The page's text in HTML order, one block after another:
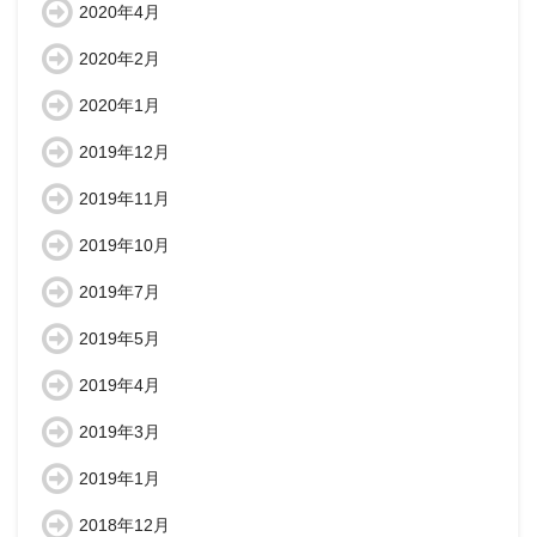
2020年4月
2020年2月
2020年1月
2019年12月
2019年11月
2019年10月
2019年7月
2019年5月
2019年4月
2019年3月
2019年1月
2018年12月